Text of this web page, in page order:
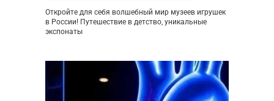
Откройте для себя волшебный мир музеев игрушек
в России! Путешествие в детство, уникальные
экспонаты